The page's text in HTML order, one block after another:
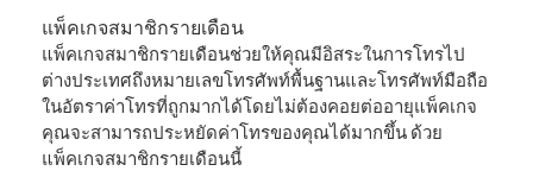
แพ็คเกจสมาชิกรายเดือน
แพ็คเกจสมาชิกรายเดือนช่วยให้คุณมีอิสระในการโทรไป
ต่างประเทศถึงหมายเลขโทรศัพท์พื้นฐานและโทรศัพท์มือถือ
ในอัตราค่าโทรที่ถูกมากได้โดยไม่ต้องคอยต่ออายุแพ็คเกจ
คุณจะสามารถประหยัดค่าโทรของคุณได้มากขึ้น ด้วย
แพ็คเกจสมาชิกรายเดือนนี้